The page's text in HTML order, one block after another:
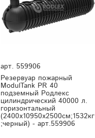
арт. 559906
Резервуар пожарный
ModulTank PR 40
подземный Родлекс
цилиндрический 40000 л.
горизонтальный
(2400x10950x2500см;1532кг
;черный) - арт.559906